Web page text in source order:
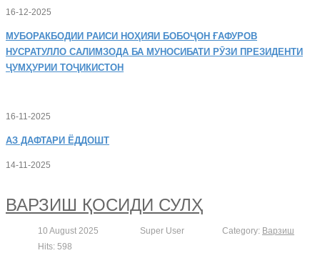
16-12-2025
МУБОРАКБОДИИ РАИСИ НОҲИЯИ БОБОҶОН ҒАФУРОВ
НУСРАТУЛЛО САЛИМЗОДА БА МУНОСИБАТИ РӮЗИ ПРЕЗИДЕНТИ
ҶУМҲУРИИ ТОҶИКИСТОН
16-11-2025
АЗ ДАФТАРИ ЁДДОШТ
14-11-2025
ВАРЗИШ ҚОСИДИ СУЛҲ
10 August 2025 Super User Category: Варзиш
Hits: 598